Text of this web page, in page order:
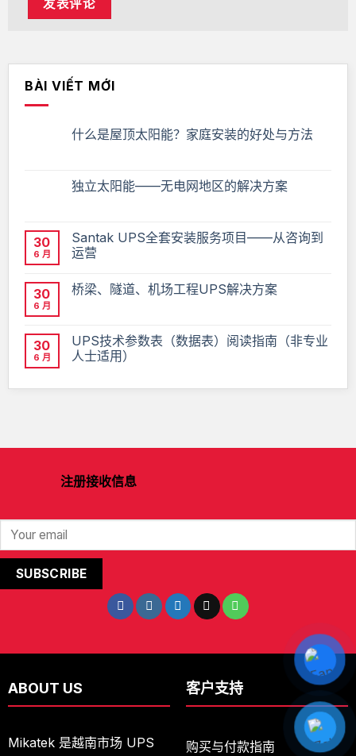
BÀI VIẾT MỚI
什么是屋顶太阳能？家庭安装的好处与方法
独立太阳能——无电网地区的解决方案
30
6 月
Santak UPS全套安装服务项目——从咨询到
运营
30
6 月
桥梁、隧道、机场工程UPS解决方案
30
6 月
UPS技术参数表（数据表）阅读指南（非专业
人士适用）
注册接收信息
ABOUT US
Mikatek 是越南市场 UPS
客户支持
购买与付款指南